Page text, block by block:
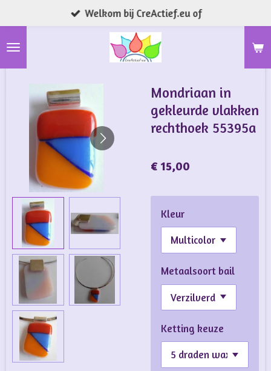
direct
naar
Welkom bij CreActief.eu of
Mondriaan in
gekleurde vlakken
rechthoek 55395a
€ 15,00
Kleur
Metaalsoort bail
Ketting keuze